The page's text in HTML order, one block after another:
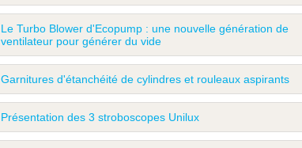
Le Turbo Blower d'Ecopump : une nouvelle génération de
ventilateur pour générer du vide
Garnitures d'étanchéité de cylindres et rouleaux aspirants
Présentation des 3 stroboscopes Unilux